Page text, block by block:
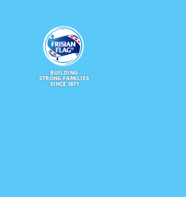
BUILDING
STRONG FAMILIES
SINCE 1871